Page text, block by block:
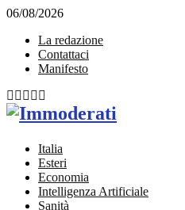
06/08/2026
La redazione
Contattaci
Manifesto
Facebook
Twitter
Instagram
Linkedin
Italia
Esteri
Economia
Intelligenza Artificiale
Sanità